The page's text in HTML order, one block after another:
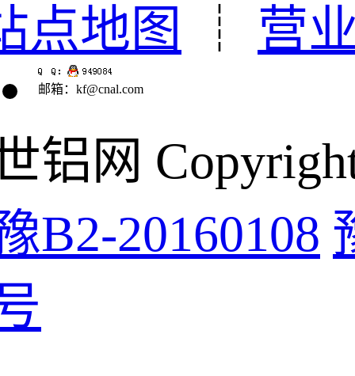
点地图
┊ 营
邮箱：kf@cnal.com
铝网
B2-20160108